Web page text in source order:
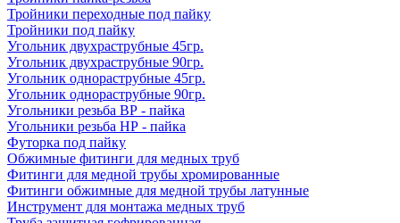
Тройники переходные под пайку
Тройники под пайку
Угольник двухраструбные 45гр.
Угольник двухраструбные 90гр.
Угольник однораструбные 45гр.
Угольник однораструбные 90гр.
Угольники резьба ВР - пайка
Угольники резьба НР - пайка
Футорка под пайку
Обжимные фитинги для медных труб
Фитинги для медной трубы хромированные
Фитинги обжимные для медной трубы латунные
Инструмент для монтажа медных труб